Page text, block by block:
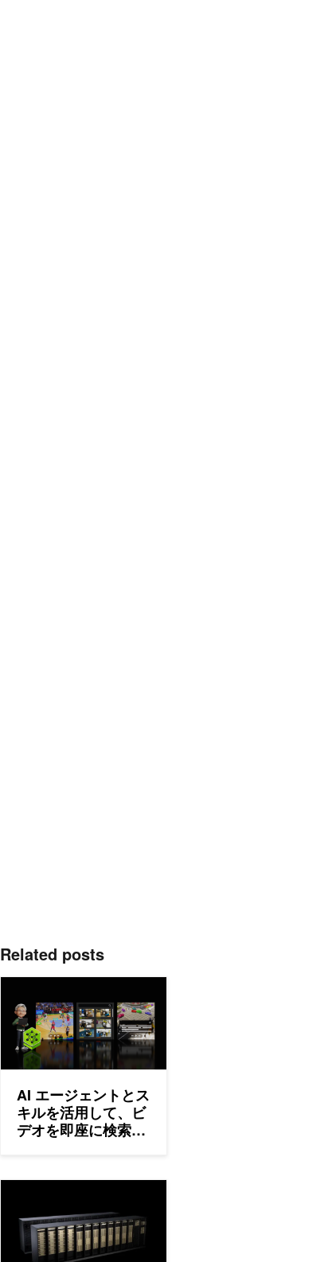
Related posts
AI エージェントとス
キルを活用して、ビ
デオを即座に検索可
る